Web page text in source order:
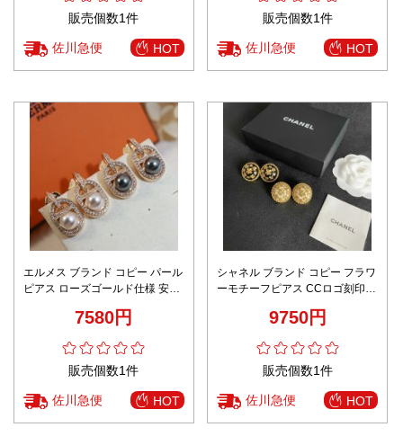
販売個数1件
佐川急便 HOT
販売個数1件
佐川急便 HOT
エルメス ブランド コピー パール
ピアス ローズゴールド仕様 安全
7580円
販売個数1件
佐川急便 HOT
シャネル ブランド コピー フラワ
ーモチーフピアス CCロゴ刻印
9750円
販売個数1件
佐川急便 HOT